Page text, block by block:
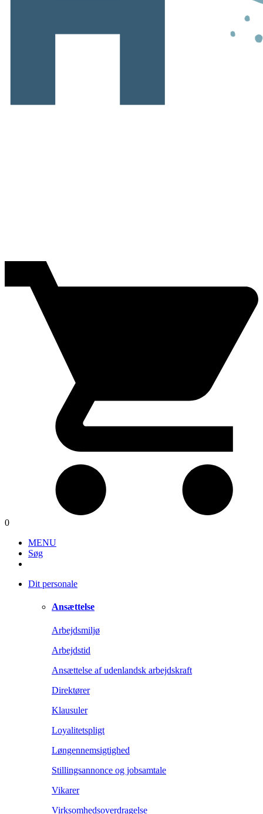
0
MENU
Søg
Dit personale
Ansættelse
Arbejdsmiljø
Arbejdstid
Ansættelse af udenlandsk arbejdskraft
Direktører
Klausuler
Loyalitetspligt
Løngennemsigtighed
Stillingsannonce og jobsamtale
Vikarer
Virksomhedsoverdragelse